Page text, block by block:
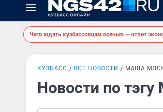
Чего ждать кузбассовцам осенью — ответ
КУЗБАСС ВСЕ НОВОСТИ МАША
Новости по